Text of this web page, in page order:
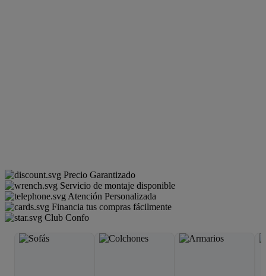
Precio Garantizado
Servicio de montaje disponible
Atención Personalizada
Financia tus compras fácilmente
Club Confo